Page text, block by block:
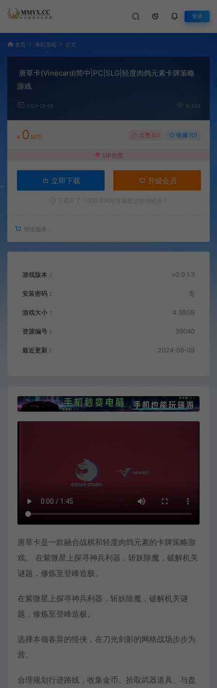
登录
首页 单机游戏 正文
唐草卡(Vinecard)简中|PC|SLG|轻度肉鸽元素卡牌策略
游戏
2024-08-09 16,594
¥ 0 M币 点赞 (0) 收藏 (0)
VIP免费
立即下载 升级会员
增值服务：
游戏版本： v0.9.1.3
安装密码： 无
游戏大小： 4.38GB
资源编号： 39040
最近更新： 2024-08-09
唐草卡是一款融合战棋和轻度肉鸽元素的卡牌策略游
戏。 在紫微星上探寻神兵利器，斩妖除魔，破解机关
谜题，修炼至登峰造极。
在紫微星上探寻神兵利器，斩妖除魔，破解机关谜
题，修炼至登峰造极。
选择本领各异的怪侠，在刀光剑影的网格战场步步为
营。
合理规划行进路线，收集金币、拾取武器道具、与盘